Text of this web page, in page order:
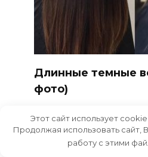
Длинные темные
фото)
Этот сайт использует
Продолжая использовать сайт,
работу с этими